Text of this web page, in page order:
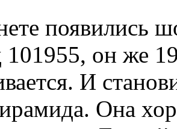
появились
101955, он же
И
Она